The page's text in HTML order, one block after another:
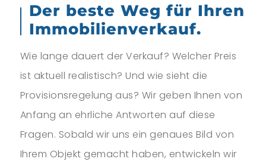
Der beste Weg für Ihren
Immobilienverkauf.
Wie lange dauert der Verkauf? Welcher Preis
ist aktuell realistisch? Und wie sieht die
Provisionsregelung aus? Wir geben Ihnen von
Anfang an ehrliche Antworten auf diese
Fragen. Sobald wir uns ein genaues Bild von
Ihrem Objekt gemacht haben, entwickeln wir